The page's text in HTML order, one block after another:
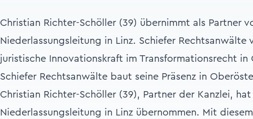
Christian Richter-Schöller (39) übernimmt als Partner
Niederlassungsleitung in Linz. Schiefer
juristische Innovationskraft im Transformationsrecht in
Schiefer Rechtsanwälte baut seine Präsenz in
Christian Richter-Schöller (39), Partner der Kanzlei,
Niederlassungsleitung in Linz übernommen. Mit